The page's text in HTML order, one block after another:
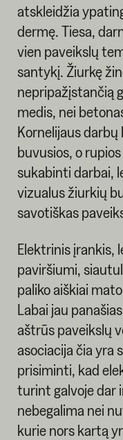
atskleidžia
dermę. Tiesa,
vien paveikslų
santykį. Žiurkę
nepripažįstančią
medis, nei
Kornelijaus darbų
buvusios, o
sukabinti darbai,
vizualus žiurkių
savotiškas
Elektrinis įrankis,
paviršiumi,
paliko aiškiai
Labai jau
aštrūs paveikslų
asociacija čia yra
prisiminti, kad
turint galvoje dar
nebegalima nei
kurie nors kartą